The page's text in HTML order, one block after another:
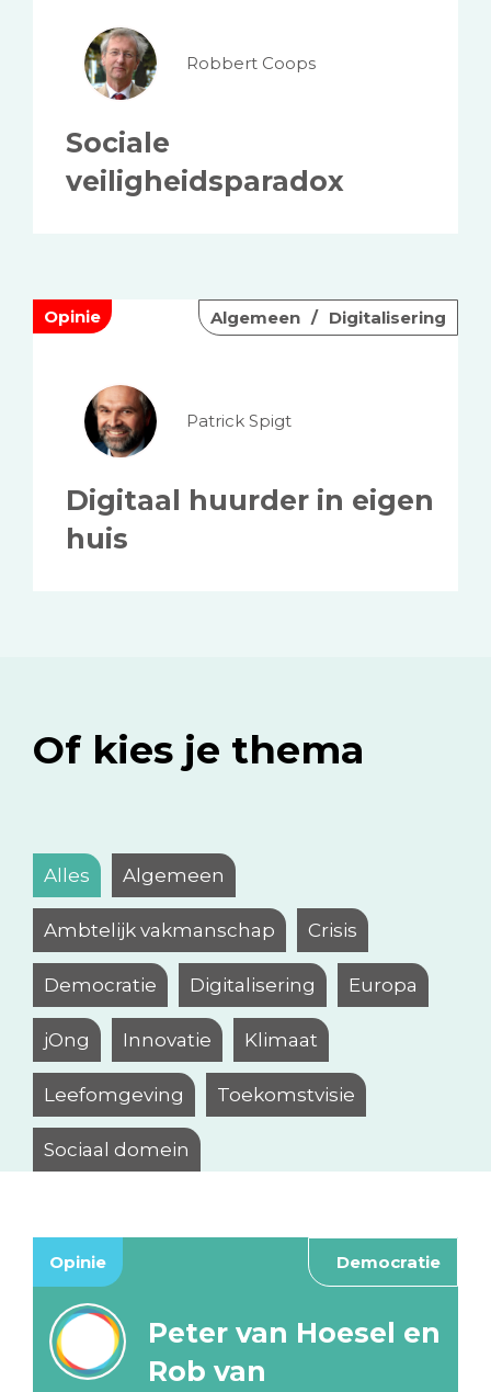
Robbert Coops
Sociale
veiligheidsparadox
Opinie Algemeen Digitalisering
Patrick Spigt
Digitaal huurder in eigen
huis
Of kies je thema
Alles Algemeen
Ambtelijk vakmanschap Crisis
Democratie Digitalisering Europa
jOng Innovatie Klimaat
Leefomgeving Toekomstvisie
Sociaal domein
Opinie Democratie
Peter van Hoesel en
Rob van